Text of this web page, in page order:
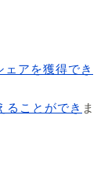
アを獲得でき
ることができ ま